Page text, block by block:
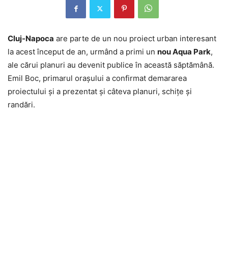
Cluj-Napoca are parte de un nou proiect urban interesant
la acest început de an, urmând a primi un nou Aqua Park,
ale cărui planuri au devenit publice în această săptămână.
Emil Boc, primarul oraşului a confirmat demararea
proiectului şi a prezentat şi câteva planuri, schiţe şi
randări.